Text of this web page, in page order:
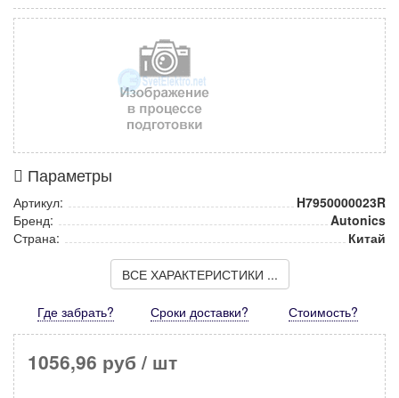
Параметры
Артикул:
H7950000023R
Бренд:
Autonics
Страна:
Китай
ВСЕ ХАРАКТЕРИСТИКИ ...
Где забрать? Сроки доставки? Стоимость?
1056,96 руб / шт